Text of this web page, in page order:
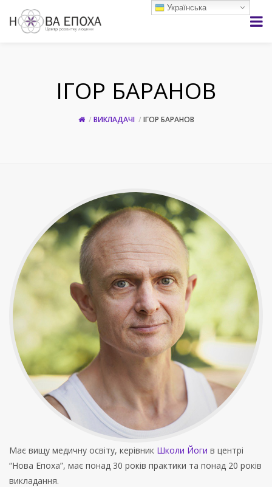
ІГОР БАРАНОВ
ВИКЛАДАЧІ ІГОР БАРАНОВ
Має вищу медичну освіту, керівник Школи Йоги в центрі
“Нова Епоха”, має понад 30 років практики та понад 20 років
викладання.
Українська